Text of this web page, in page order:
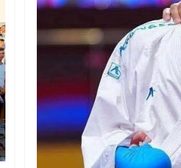
انتشال رفات شهيد مجهول الهوية بخان